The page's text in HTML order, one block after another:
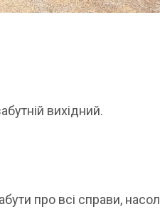
вихідний.
про всі справи,